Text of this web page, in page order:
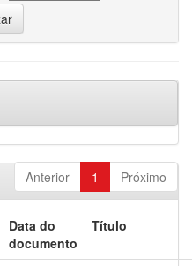
Anterior 1 Próximo
Data do
documento
Título